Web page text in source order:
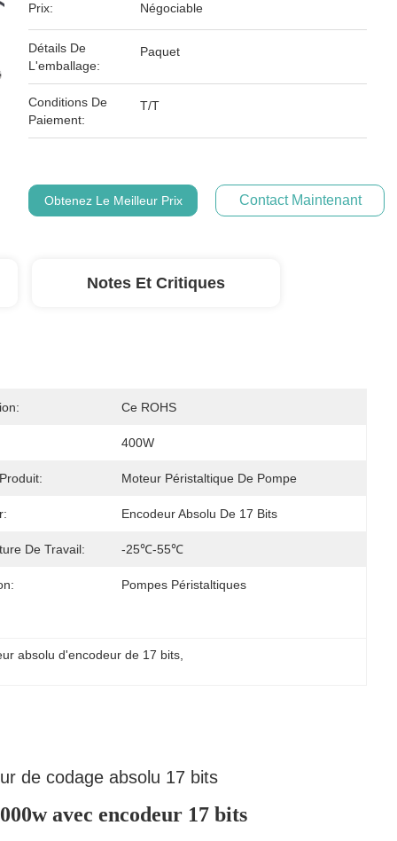
Prix: Négociable
Détails De
L'emballage:
Paquet
Conditions De
Paiement:
T/T
Obtenez Le Meilleur Prix Contact Maintenant
Notes Et Critiques
Ce ROHS
400W
Moteur Péristaltique De Pompe
Encodeur Absolu De 17 Bits
De Travail: -25℃-55℃
Pompes Péristaltiques
absolu d'encodeur de 17 bits,
de codage absolu 17 bits
avec encodeur 17 bits